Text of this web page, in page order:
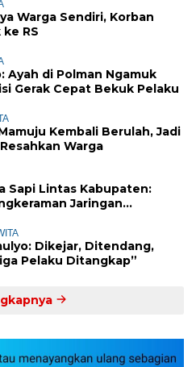
Warga Sendiri, Korban
RS
Ayah di Polman Ngamuk
Gerak Cepat Bekuk Pelaku
Kembali Berulah, Jadi
Warga
Sapi Lintas Kabupaten:
Jaringan
Dikejar, Ditendang,
Pelaku Ditangkap”